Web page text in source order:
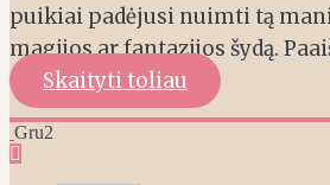
puikiai padėjusi nuimti tą
magijos ar fantazijos šydą.
Skaityti toliau
Gru2